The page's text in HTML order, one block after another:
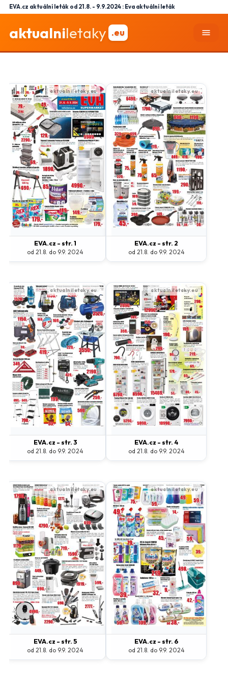
EVA.cz aktuální leták od 21.8. - 9.9.2024 : Eva aktuální leták
aktualniletaky .eu menu
EVA.cz - str. 1
od 21.8. do 9.9. 2024
EVA.cz - str. 2
od 21.8. do 9.9. 2024
EVA.cz - str. 3
od 21.8. do 9.9. 2024
EVA.cz - str. 4
od 21.8. do 9.9. 2024
EVA.cz - str. 5
od 21.8. do 9.9. 2024
EVA.cz - str. 6
od 21.8. do 9.9. 2024
close
mail_outlineNastavení odběru letáků
Vyberte obchody, jejichž letáky chcete dostávat do e-
mailu.
Hlavní hypermarkety a supermarkety
Albert BILLA
CBA COOP
FLOP Globus
Kaufland Lidl
Makro Norma
Penny Market
Další obchody podle kategorií
Elektro
Nábytek
Oblečení
Obuv
Sport
Pro děti, hračky
Lékárny
Auto moto
Ostatní supermarkety
Přihlásit k odběru